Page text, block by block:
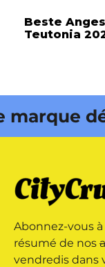
Beste
Teutonia
par
Abonnez-vous
résumé de nos
vendredis dans